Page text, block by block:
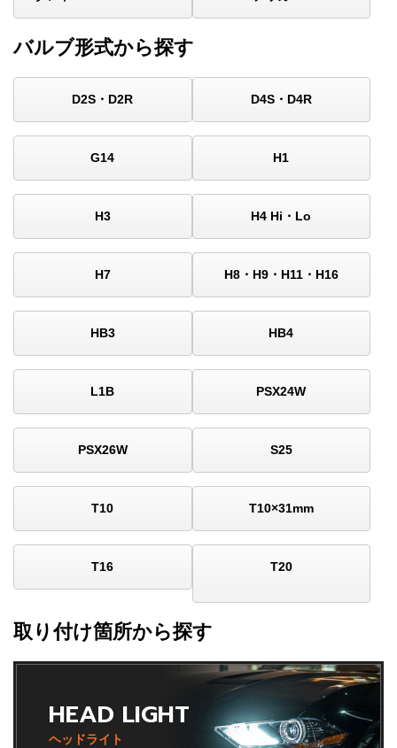
バルブ形式から探す
D2S・D2R D4S・D4R
G14 H1
H3 H4 Hi・Lo
H7 H8・H9・H11・H16
HB3 HB4
L1B PSX24W
PSX26W S25
T10 T10×31mm
T16 T20
取り付け箇所から探す
HEAD LIGHT
ヘッドライト